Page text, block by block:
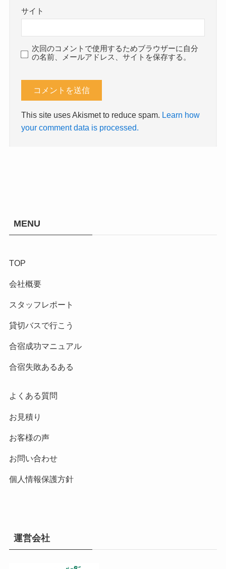
サイト
次回のコメントで使用するためブラウザーに自分
の名前、メールアドレス、サイトを保存する。
This site uses Akismet to reduce spam. Learn how
your comment data is processed.
MENU
TOP
会社概要
スタッフレポート
貸切バスで行こう
合宿成功マニュアル
合宿失敗あるある
よくある質問
お見積り
お客様の声
お問い合わせ
個人情報保護方針
運営会社